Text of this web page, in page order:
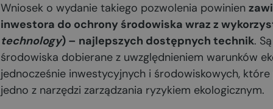
Wniosek o wydanie takiego pozwolenia powinien
inwestora do ochrony środowiska wraz z
technology) – najlepszych dostępnych technik.
środowiska dobierane z uwzględnieniem warunków
jednocześnie inwestycyjnych i środowiskowych,
jedno z narzędzi zarządzania ryzykiem ekologicznym.